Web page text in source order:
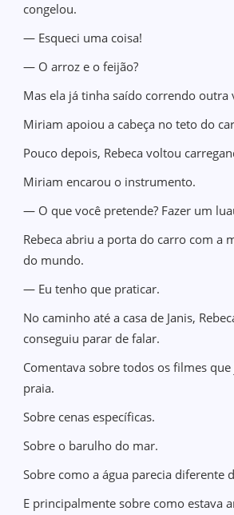
congelou.
— Esqueci uma coisa!
— O arroz e o feijão?
Mas ela já tinha saído correndo outra
Miriam apoiou a cabeça no teto do
Pouco depois, Rebeca voltou
Miriam encarou o instrumento.
— O que você pretende? Fazer um
Rebeca abriu a porta do carro com a
do mundo.
— Eu tenho que praticar.
No caminho até a casa de Janis,
conseguiu parar de falar.
Comentava sobre todos os filmes
praia.
Sobre cenas específicas.
Sobre o barulho do mar.
Sobre como a água parecia diferente
E principalmente sobre como estava